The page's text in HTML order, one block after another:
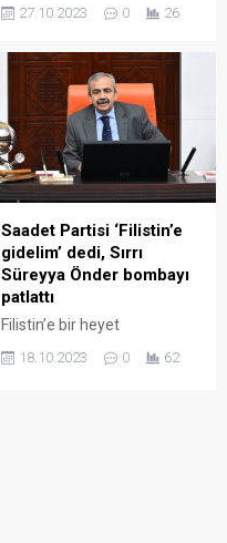
komisyonunun kurulmasını
27.10.2023 0 26
Saadet Partisi ‘Filistin’e
gidelim’ dedi, Sırrı
Süreyya Önder bombayı
patlattı
Filistin’e bir heyet
yanıtlayan Meclis
18.10.2023 0 62